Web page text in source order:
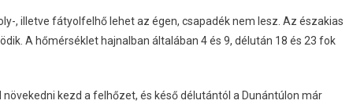
, illetve fátyolfelhő lehet az égen, csapadék nem lesz. Az északias
A hőmérséklet hajnalban általában 4 és 9, délután 18 és 23 fok
kezd a felhőzet, és késő délutántól a Dunántúlon már